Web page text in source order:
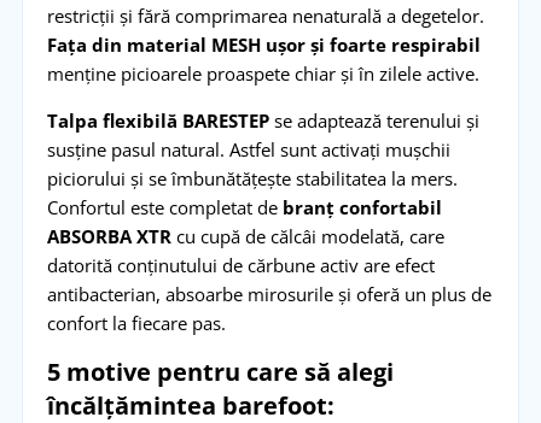
restricții și fără comprimarea nenaturală a degetelor.
Fața din material MESH ușor și foarte respirabil
menține picioarele proaspete chiar și în zilele active.
Talpa flexibilă BARESTEPse adaptează terenului și
susține pasul natural. Astfel sunt activați mușchii
piciorului și se îmbunătățește stabilitatea la mers.
Confortul este completat de branț confortabil
ABSORBA XTR cu cupă de călcâi modelată, care
datorită conținutului de cărbune activ are efect
antibacterian, absoarbe mirosurile și oferă un plus de
confort la fiecare pas.
5 motive pentru care să alegi
încălțămintea barefoot: